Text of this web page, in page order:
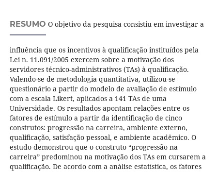
RESUMO O objetivo da pesquisa consistiu em investigar a
influência que os incentivos à qualificação instituídos pela
Lei n. 11.091/2005 exercem sobre a motivação dos
servidores técnico-administrativos (TAs) à qualificação.
Valendo-se de metodologia quantitativa, utilizou-se
questionário a partir do modelo de avaliação de estímulo
com a escala Likert, aplicados a 141 TAs de uma
Universidade. Os resultados apontam relações entre os
fatores de estímulo a partir da identificação de cinco
construtos: progressão na carreira, ambiente externo,
qualificação, satisfação pessoal, e ambiente acadêmico. O
estudo demonstrou que o construto “progressão na
carreira” predominou na motivação dos TAs em cursarem a
qualificação. De acordo com a análise estatística, os fatores